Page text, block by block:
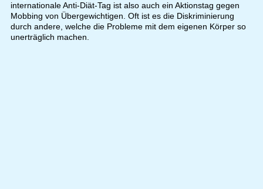
internationale Anti-Diät-Tag ist also auch ein Aktionstag gegen
Mobbing von Übergewichtigen. Oft ist es die Diskriminierung
durch andere, welche die Probleme mit dem eigenen Körper so
unerträglich machen.